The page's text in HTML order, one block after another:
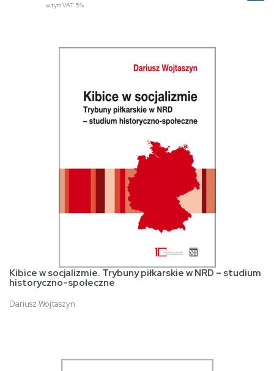
w tym VAT 5%
Kibice w socjalizmie. Trybuny piłkarskie w NRD – studium
historyczno-społeczne
Dariusz Wojtaszyn